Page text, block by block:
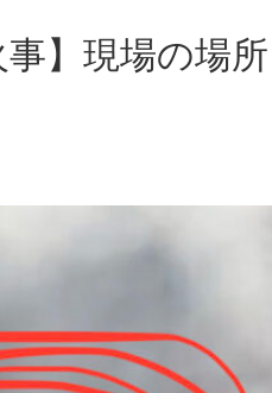
事】現場の場